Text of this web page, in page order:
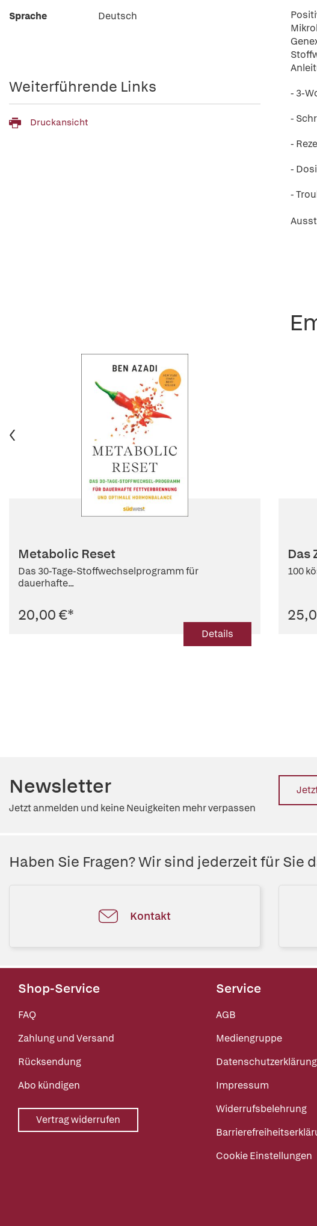
- 3-
-
-
-
-
Sprache
Deutsch
Weiterführende Links
Druckansicht
Metabolic Reset
Das 30-Tage-Stoffwechselprogramm für
dauerhafte...
20,00 €*
Details
Das
100
Newsletter
Jetzt anmelden und keine Neuigkeiten mehr verpassen
Haben Sie Fragen? Wir sind jederzeit für Sie
Kontakt
Shop-Service
FAQ
Zahlung und Versand
Rücksendung
Abo kündigen
Vertrag widerrufen
Service
AGB
Mediengruppe
Datenschutzerklärung
Impressum
Widerrufsbelehrung
Cookie Einstellungen